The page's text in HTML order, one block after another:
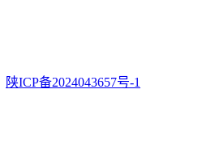
陕ICP备2024043657号-1